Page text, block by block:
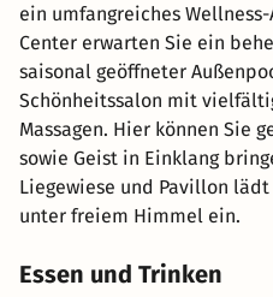
ein umfangreiches
Center erwarten Sie ein
saisonal geöffneter
Schönheitssalon mit
Massagen. Hier können Sie
sowie Geist in Einklang
Liegewiese und Pavillon
unter freiem Himmel ein.
Essen und Trinken